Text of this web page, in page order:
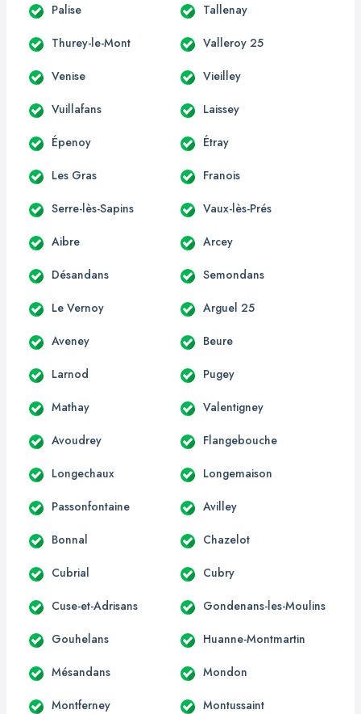
Palise Tallenay
Thurey-le-Mont Valleroy 25
Venise Vieilley
Vuillafans Laissey
Épenoy Étray
Les Gras Franois
Serre-lès-Sapins Vaux-lès-Prés
Aibre Arcey
Désandans Semondans
Le Vernoy Arguel 25
Aveney Beure
Larnod Pugey
Mathay Valentigney
Avoudrey Flangebouche
Longechaux Longemaison
Passonfontaine Avilley
Bonnal Chazelot
Cubrial Cubry
Cuse-et-Adrisans Gondenans-les-Moulins
Gouhelans Huanne-Montmartin
Mésandans Mondon
Montferney Montussaint